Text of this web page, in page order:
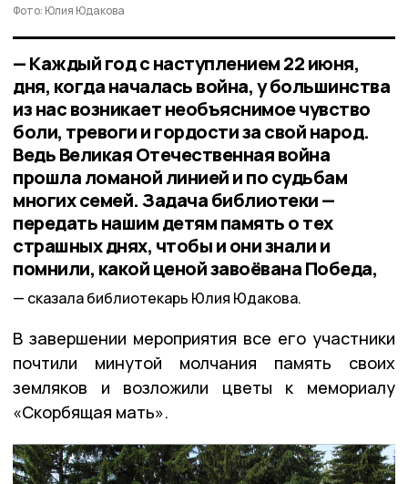
Фото: Юлия Юдакова
— Каждый год с наступлением 22 июня,
дня, когда началась война, у большинства
из нас возникает необъяснимое чувство
боли, тревоги и гордости за свой народ.
Ведь Великая Отечественная война
прошла ломаной линией и по судьбам
многих семей. Задача библиотеки —
передать нашим детям память о тех
страшных днях, чтобы и они знали и
помнили, какой ценой завоёвана Победа,
сказала библиотекарь Юлия Юдакова.
В завершении мероприятия все его участники
почтили минутой молчания память своих
земляков и возложили цветы к мемориалу
«Скорбящая мать».